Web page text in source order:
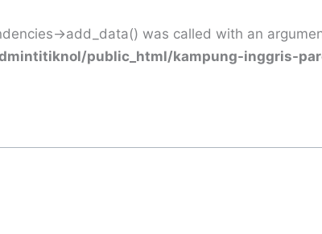
>add_data() was called with an
public_html/kampung-inggris-